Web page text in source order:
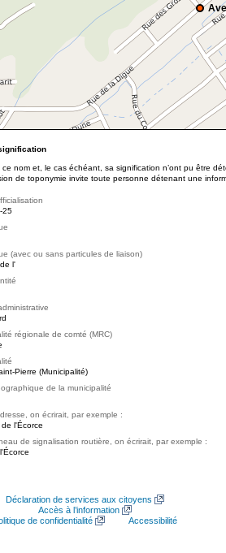
nom et, le cas échéant, sa signification n’ont pu être
de toponymie invite toute personne détenant une
25
(avec ou sans particules de liaison)
l'
régionale de comté (MRC)
Pierre (Municipalité)
de la municipalité
on écrirait, par exemple :
l'Écorce
de signalisation routière, on écrirait, par exemple :
Déclaration de services aux citoyens
Accès à l’information
de confidentialité
Accessibilité